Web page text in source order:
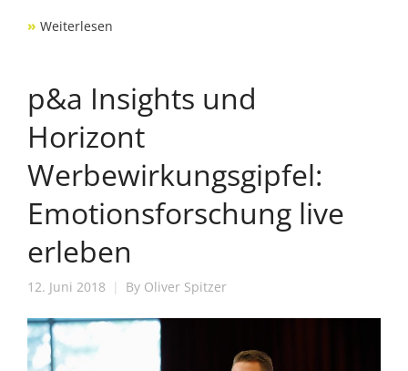
» Weiterlesen
p&a Insights und
Horizont
Werbewirkungsgipfel:
Emotionsforschung live
erleben
12. Juni 2018 By Oliver Spitzer